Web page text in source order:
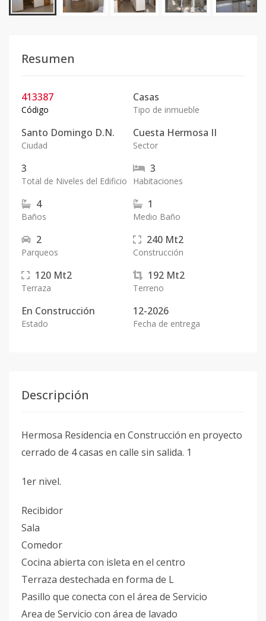
Resumen
413387
Código
Casas
Tipo de inmueble
Santo Domingo D.N.
Ciudad
Cuesta Hermosa II
Sector
3
Total de Niveles del Edificio
3
Habitaciones
4
Baños
1
Medio Baño
2
Parqueos
240 Mt2
Construcción
120 Mt2
Terraza
192 Mt2
Terreno
En Construcción
Estado
12-2026
Fecha de entrega
Descripción
Hermosa Residencia en Construcción en proyecto
cerrado de 4 casas en calle sin salida. 1
1er nivel.
Recibidor
Sala
Comedor
Cocina abierta con isleta en el centro
Terraza destechada en forma de L
Pasillo que conecta con el área de Servicio
Area de Servicio con área de lavado